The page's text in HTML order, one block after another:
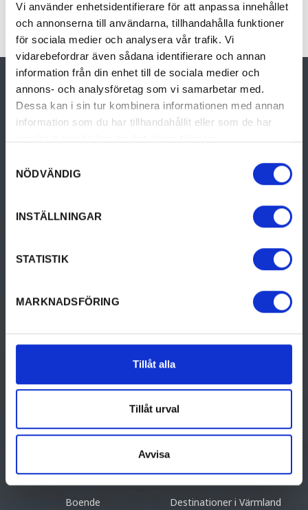
Vi använder enhetsidentifierare för att anpassa innehållet
och annonserna till användarna, tillhandahålla funktioner
för sociala medier och analysera vår trafik. Vi
vidarebefordrar även sådana identifierare och annan
information från din enhet till de sociala medier och
annons- och analysföretag som vi samarbetar med.
Dessa kan i sin tur kombinera informationen med annan
information som du har tillhandahållit eller som de har
NÖDVÄNDIG
INSTÄLLNINGAR
STATISTIK
MARKNADSFÖRING
Tillåt alla
Tillåt urval
Avvisa
turist@arjang.se
GÖRA
Mat & dryck
Boende
UPPTÄCK
Besöksformation
Destinationer i Värmland